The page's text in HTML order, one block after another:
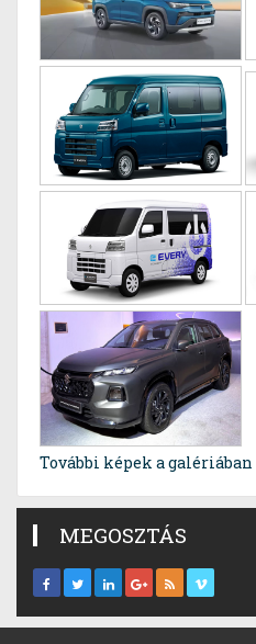
További képek a galériában
MEGOSZTÁS